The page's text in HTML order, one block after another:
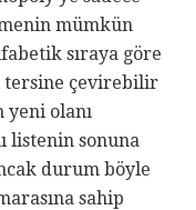
mümkün
sıraya göre
tersine çevirebilir
olanı
listenin sonuna
durum böyle
sahip